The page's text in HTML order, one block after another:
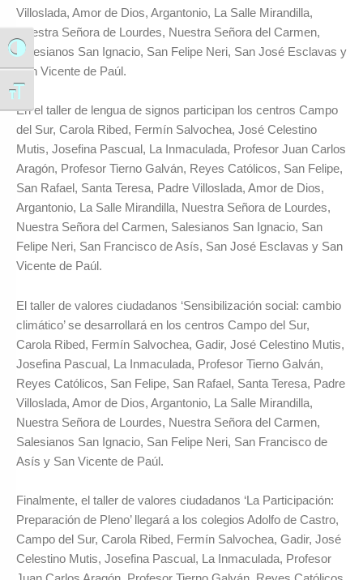
Alternar alto contraste
Alternar tamaño de letra
Villoslada, Amor de Dios, Argantonio, La Salle Mirandilla,
Nuestra Señora de Lourdes, Nuestra Señora del Carmen,
Salesianos San Ignacio, San Felipe Neri, San José Esclavas y
San Vicente de Paúl.
En el taller de lengua de signos participan los centros Campo
del Sur, Carola Ribed, Fermín Salvochea, José Celestino
Mutis, Josefina Pascual, La Inmaculada, Profesor Juan Carlos
Aragón, Profesor Tierno Galván, Reyes Católicos, San Felipe,
San Rafael, Santa Teresa, Padre Villoslada, Amor de Dios,
Argantonio, La Salle Mirandilla, Nuestra Señora de Lourdes,
Nuestra Señora del Carmen, Salesianos San Ignacio, San
Felipe Neri, San Francisco de Asís, San José Esclavas y San
Vicente de Paúl.
El taller de valores ciudadanos ‘Sensibilización social: cambio
climático’ se desarrollará en los centros Campo del Sur,
Carola Ribed, Fermín Salvochea, Gadir, José Celestino Mutis,
Josefina Pascual, La Inmaculada, Profesor Tierno Galván,
Reyes Católicos, San Felipe, San Rafael, Santa Teresa, Padre
Villoslada, Amor de Dios, Argantonio, La Salle Mirandilla,
Nuestra Señora de Lourdes, Nuestra Señora del Carmen,
Salesianos San Ignacio, San Felipe Neri, San Francisco de
Asís y San Vicente de Paúl.
Finalmente, el taller de valores ciudadanos ‘La Participación:
Preparación de Pleno’ llegará a los colegios Adolfo de Castro,
Campo del Sur, Carola Ribed, Fermín Salvochea, Gadir, José
Celestino Mutis, Josefina Pascual, La Inmaculada, Profesor